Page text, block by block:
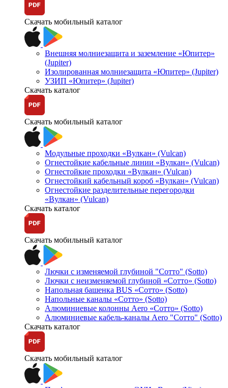
Скачать мобильный каталог
Внешняя молниезащита и заземление «Юпитер»
(Jupiter)
Изолированная молниезащита «Юпитер» (Jupiter)
УЗИП «Юпитер» (Jupiter)
Скачать каталог
Скачать мобильный каталог
Модульные проходки «Вулкан» (Vulcan)
Огнестойкие кабельные линии «Вулкан» (Vulcan)
Огнестойкие проходки «Вулкан» (Vulcan)
Огнестойкий кабельный короб «Вулкан» (Vulcan)
Огнестойкие разделительные перегородки
«Вулкан» (Vulcan)
Скачать каталог
Скачать мобильный каталог
Лючки с изменяемой глубиной "Сотто" (Sotto)
Лючки с неизменяемой глубиной «Сотто» (Sotto)
Напольная башенка BUS «Сотто» (Sotto)
Напольные каналы «Сотто» (Sotto)
Алюминиевые колонны Aero «Сотто» (Sotto)
Алюминиевые кабель-каналы Aero "Сотто" (Sotto)
Скачать каталог
Скачать мобильный каталог